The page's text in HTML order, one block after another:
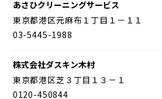
あさひクリーニングサービス
東京都港区元麻布１丁目１－１１
03-5445-1988
株式会社ダスキン木村
東京都港区芝３丁目１３－１
0120-450844